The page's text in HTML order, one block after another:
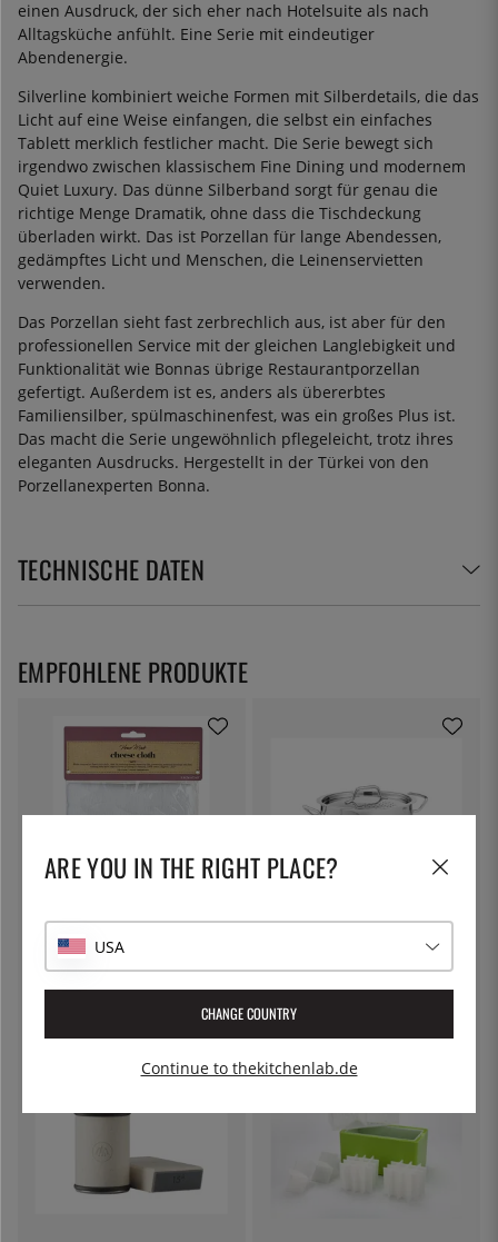
einen Ausdruck, der sich eher nach Hotelsuite als nach
Alltagsküche anfühlt. Eine Serie mit eindeutiger
Abendenergie.
Silverline kombiniert weiche Formen mit Silberdetails, die das
Licht auf eine Weise einfangen, die selbst ein einfaches
Tablett merklich festlicher macht. Die Serie bewegt sich
irgendwo zwischen klassischem Fine Dining und modernem
Quiet Luxury. Das dünne Silberband sorgt für genau die
richtige Menge Dramatik, ohne dass die Tischdeckung
überladen wirkt. Das ist Porzellan für lange Abendessen,
gedämpftes Licht und Menschen, die Leinenservietten
verwenden.
Das Porzellan sieht fast zerbrechlich aus, ist aber für den
professionellen Service mit der gleichen Langlebigkeit und
Funktionalität wie Bonnas übrige Restaurantporzellan
gefertigt. Außerdem ist es, anders als übererbtes
Familiensilber, spülmaschinenfest, was ein großes Plus ist.
Das macht die Serie ungewöhnlich pflegeleicht, trotz ihres
eleganten Ausdrucks. Hergestellt in der Türkei von den
Porzellanexperten Bonna.
TECHNISCHE DATEN
KITCHEN CRAFT
Käsetuch, Filtertuch - Kitchen
Craft
7 €
PATINA
Nudeltopf mit verschließbarem
Deckel, 5 Liter - Patina
54 €
EMPFOHLENE PRODUKTE
ARE YOU IN THE RIGHT PLACE?
USA
CHANGE COUNTRY
Continue to thekitchenlab.de